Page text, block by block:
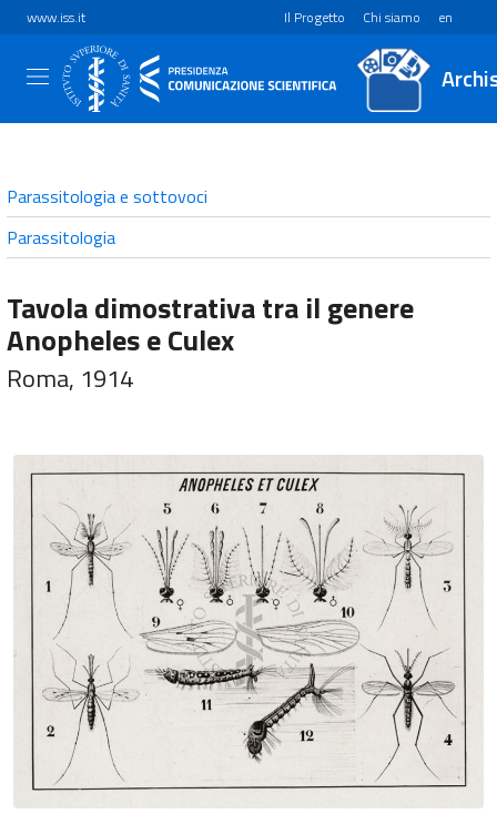
www.iss.it Il Progetto Chi siamo en
Parassitologia e sottovoci
Parassitologia
Tavola dimostrativa tra il genere
Anopheles e Culex
Roma, 1914